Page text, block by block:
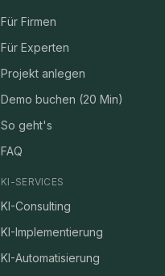
Für Firmen
Für Experten
Projekt anlegen
Demo buchen (20 Min)
So geht's
FAQ
KI-SERVICES
KI-Consulting
KI-Implementierung
KI-Automatisierung